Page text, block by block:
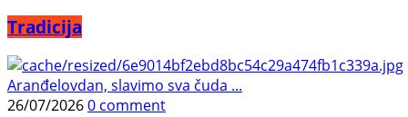
Tradicija
Aranđelovdan, slavimo sva čuda ...
26/07/20260 comment